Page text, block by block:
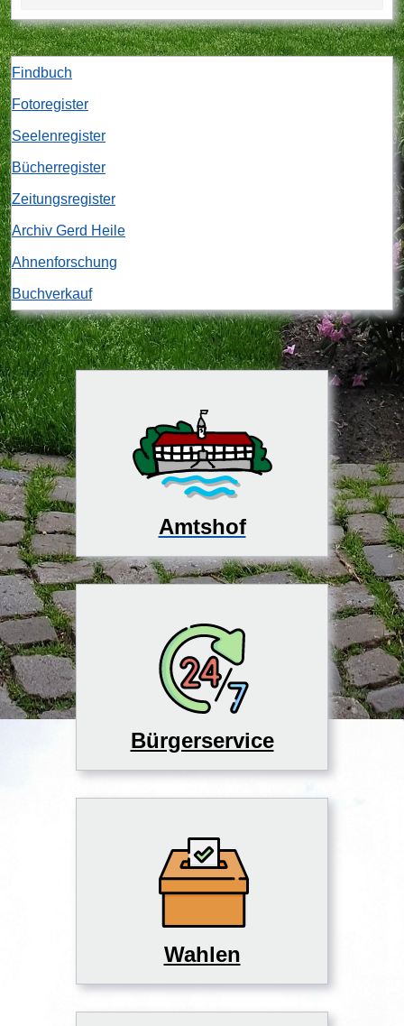
Findbuch
Fotoregister
Seelenregister
Bücherregister
Zeitungsregister
Archiv Gerd Heile
Ahnenforschung
Buchverkauf
Amtshof
Bürgerservice
Wahlen